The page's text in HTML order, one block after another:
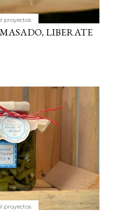
proyectos
LIBERATE
proyectos